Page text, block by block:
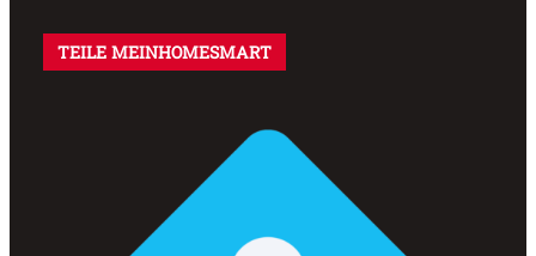
TEILE MEINHOMESMART